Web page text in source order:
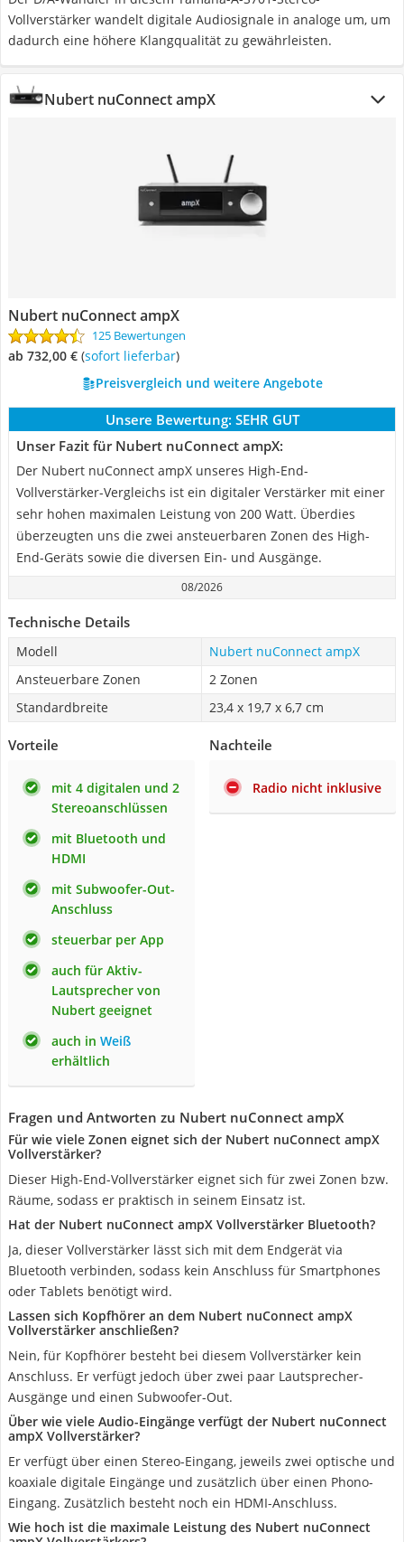
Vollverstärker wandelt digitale Audiosignale in analoge um, um
dadurch eine höhere Klangqualität zu gewährleisten.
Nubert nuConnect ampX
Nubert nuConnect ampX
125 Bewertungen
ab 732,00 € ( Sofort lieferbar)
Preisvergleich und weitere Angebote
Unsere Bewertung: SEHR GUT
Unser Fazit für Nubert nuConnect ampX:
Der Nubert nuConnect ampX unseres High-End-
Vollverstärker-Vergleichs ist ein digitaler Verstärker mit einer
sehr hohen maximalen Leistung von 200 Watt. Überdies
überzeugten uns die zwei ansteuerbaren Zonen des High-
End-Geräts sowie die diversen Ein- und Ausgänge.
08/2026
Technische Details
Modell
Nubert nuConnect ampX
Ansteuerbare Zonen
2 Zonen
Standardbreite
23,4 x 19,7 x 6,7 cm
Vorteile
mit 4 digitalen und 2
Stereoanschlüssen
mit Bluetooth und
HDMI
mit Subwoofer-Out-
Anschluss
steuerbar per App
auch für Aktiv-
Lautsprecher von
Nubert geeignet
auch in Weiß
erhältlich
Nachteile
Radio nicht inklusive
Fragen und Antworten zu Nubert nuConnect ampX
Für wie viele Zonen eignet sich der Nubert nuConnect ampX
Vollverstärker?
Dieser High-End-Vollverstärker eignet sich für zwei Zonen bzw.
Räume, sodass er praktisch in seinem Einsatz ist.
Hat der Nubert nuConnect ampX Vollverstärker Bluetooth?
Ja, dieser Vollverstärker lässt sich mit dem Endgerät via
Bluetooth verbinden, sodass kein Anschluss für Smartphones
oder Tablets benötigt wird.
Lassen sich Kopfhörer an dem Nubert nuConnect ampX
Vollverstärker anschließen?
Nein, für Kopfhörer besteht bei diesem Vollverstärker kein
Anschluss. Er verfügt jedoch über zwei paar Lautsprecher-
Ausgänge und einen Subwoofer-Out.
Über wie viele Audio-Eingänge verfügt der Nubert nuConnect
ampX Vollverstärker?
Er verfügt über einen Stereo-Eingang, jeweils zwei optische und
koaxiale digitale Eingänge und zusätzlich über einen Phono-
Eingang. Zusätzlich besteht noch ein HDMI-Anschluss.
Wie hoch ist die maximale Leistung des Nubert nuConnect